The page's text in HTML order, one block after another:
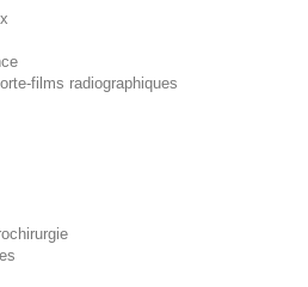
films radiographiques